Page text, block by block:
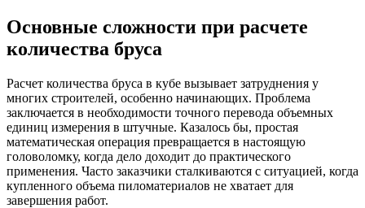
Основные сложности при расчете
количества бруса
Расчет количества бруса в кубе вызывает затруднения у
многих строителей, особенно начинающих. Проблема
заключается в необходимости точного перевода объемных
единиц измерения в штучные. Казалось бы, простая
математическая операция превращается в настоящую
головоломку, когда дело доходит до практического
применения. Часто заказчики сталкиваются с ситуацией, когда
купленного объема пиломатериалов не хватает для
завершения работ.